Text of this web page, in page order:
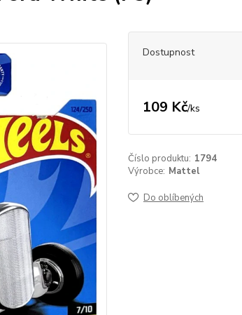
Dostupnost
109 Kč/ks
Číslo produktu: 1794
Výrobce: Mattel
Do oblíbených